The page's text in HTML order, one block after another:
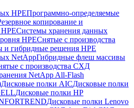
HPEПрограммно-определяемые
копирование и
Системы хранения данных
HPEСнятые с производства
и гибридные решения HPE
NetAppГибридные флеш массивы
с производства СХД
NetApp All-Flash
Дисковые полки AICДисковые полки
Дисковые полки HP
Дисковые полки Lenovo